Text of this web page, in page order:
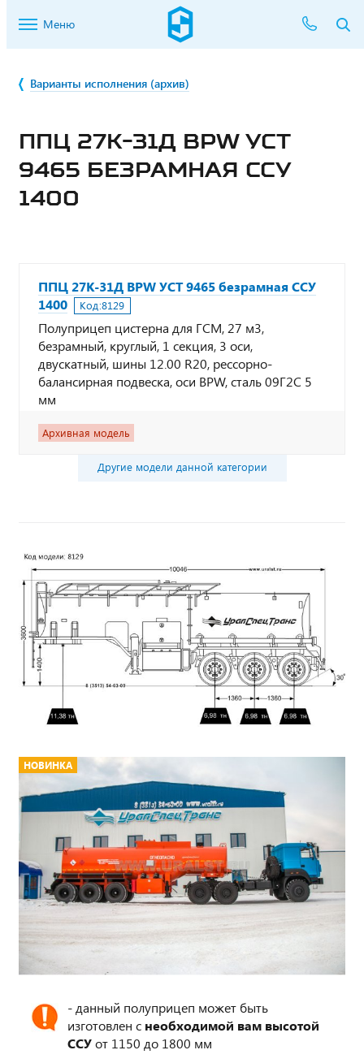
Меню
Варианты исполнения (архив)
ППЦ 27К-31Д BPW УСТ
9465 БЕЗРАМНАЯ ССУ
1400
ППЦ 27К-31Д BPW УСТ 9465 безрамная ССУ
1400
Код:8129
Полуприцеп цистерна для ГСМ, 27 м3,
безрамный, круглый, 1 секция, 3 оси,
двускатный, шины 12.00 R20, рессорно-
балансирная подвеска, оси BPW, сталь 09Г2С 5
мм
Архивная модель
Другие модели данной категории
НОВИНКА
- данный полуприцеп может быть
изготовлен с необходимой вам высотой
ССУот 1150 до 1800 мм